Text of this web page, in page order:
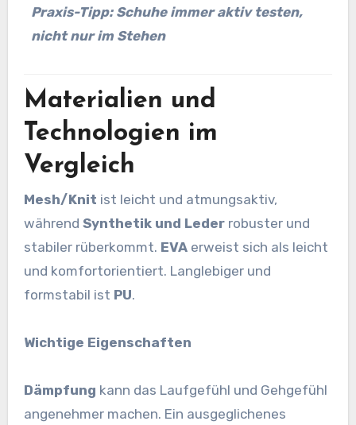
Praxis-Tipp:Schuhe immer aktiv testen,
nicht nur im Stehen
Materialien und
Technologien im
Vergleich
Mesh/Knit ist leicht und atmungsaktiv,
während Synthetik und Lederrobuster und
stabiler rüberkommt. EVAerweist sich als leicht
und komfortorientiert. Langlebiger und
formstabil ist PU.
Wichtige Eigenschaften
Dämpfung kann das Laufgefühl und Gehgefühl
angenehmer machen. Ein ausgeglichenes